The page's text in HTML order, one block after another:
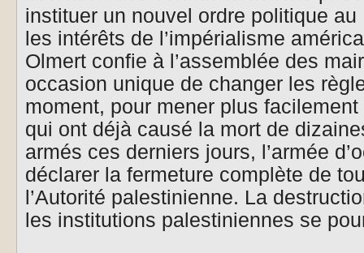
instituer un nouvel ordre politique
les intérêts de l’impérialisme
Olmert confie à l’assemblée des
occasion unique de changer les
moment, pour mener plus
qui ont déjà causé la mort de
armés ces derniers jours, l’armée
déclarer la fermeture complète de
l’Autorité palestinienne. La
les institutions palestiniennes se